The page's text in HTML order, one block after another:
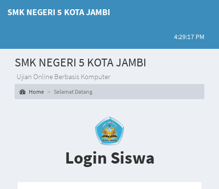
SMK NEGERI 5 KOTA JAMBI
4:29:17 PM
SMK NEGERI 5 KOTA JAMBI
Ujian Online Berbasis Komputer
Home Selamat Datang
Login Siswa